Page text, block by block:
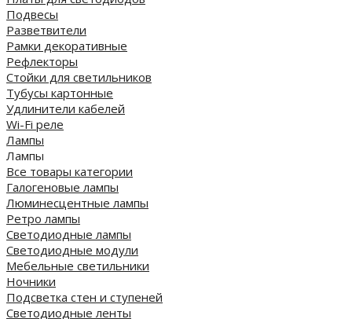
Подвесы
Разветвители
Рамки декоративные
Рефлекторы
Стойки для светильников
Тубусы картонные
Удлинители кабелей
Wi-Fi реле
Лампы
Лампы
Все товары категории
Галогеновые лампы
Люминесцентные лампы
Ретро лампы
Светодиодные лампы
Светодиодные модули
Мебельные светильники
Ночники
Подсветка стен и ступеней
Светодиодные ленты